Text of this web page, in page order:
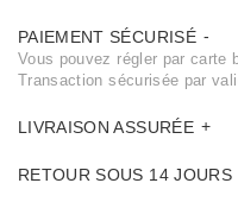
PAIEMENT SÉCURISÉ
Vous pouvez régler par carte
Transaction sécurisée par
LIVRAISON ASSURÉE
RETOUR SOUS 14 JOURS